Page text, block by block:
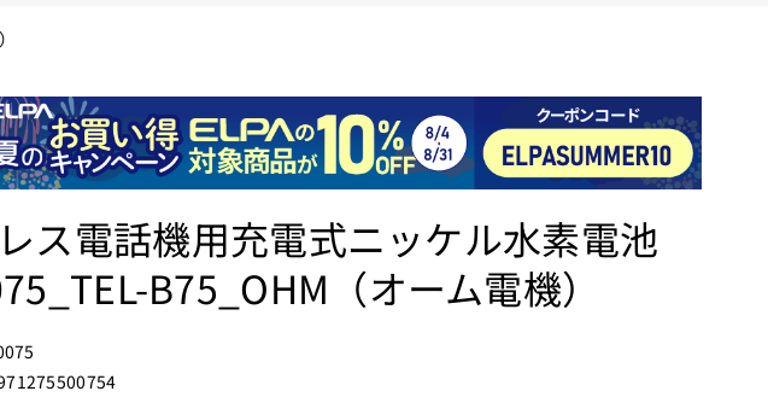
ス電話機用充電式ニッケル水素電池
B75_OHM（オーム電機）